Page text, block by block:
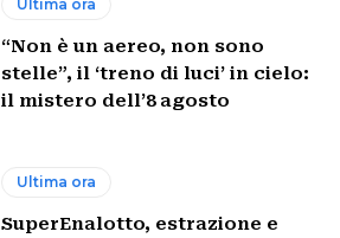
Ultima ora
“Non è un aereo, non sono
stelle”, il ‘treno di luci’ in cielo:
il mistero dell’8 agosto
Ultima ora
SuperEnalotto, estrazione e